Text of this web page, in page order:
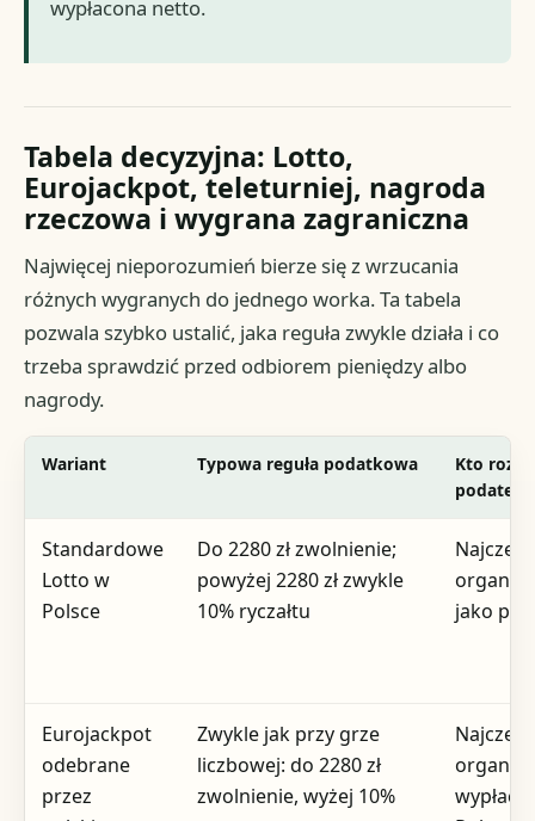
wypłacona netto.
Tabela decyzyjna: Lotto,
Eurojackpot, teleturniej, nagroda
rzeczowa i wygrana zagraniczna
Najwięcej nieporozumień bierze się z wrzucania
różnych wygranych do jednego worka. Ta tabela
pozwala szybko ustalić, jaka reguła zwykle działa i co
trzeba sprawdzić przed odbiorem pieniędzy albo
nagrody.
Wariant Typowa reguła podatkowa
Kto
podatek
Standardowe
Lotto w
Polsce
Do 2280 zł zwolnienie;
powyżej 2280 zł zwykle
10% ryczałtu
jako
Eurojackpot
odebrane
przez
Zwykle jak przy grze
liczbowej: do 2280 zł
zwolnienie, wyżej 10%